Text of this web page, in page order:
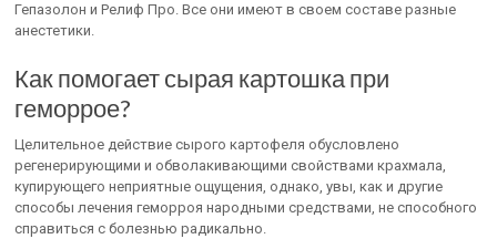
Гепазолон и Релиф Про. Все они имеют в своем составе разные
анестетики.
Как помогает сырая картошка при
геморрое?
Целительное действие сырого картофеля обусловлено
регенерирующими и обволакивающими свойствами крахмала,
купирующего неприятные ощущения, однако, увы, как и другие
способы лечения геморроя народными средствами, не способного
справиться с болезнью радикально.